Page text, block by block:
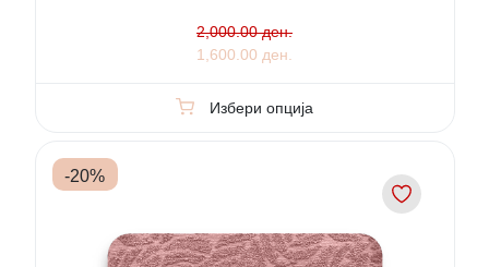
2,000.00 ден.
1,600.00 ден.
Избери опција
-20%